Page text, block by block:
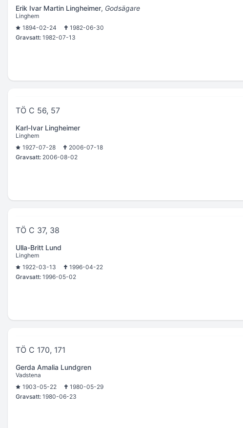
Erik Ivar Martin Lingheimer, Godsägare
Linghem
1894-02-24
1982-06-30
Gravsatt: 1982-07-13
TÖ C 56, 57
Karl-Ivar Lingheimer
Linghem
1927-07-28
2006-07-18
Gravsatt: 2006-08-02
TÖ C 37, 38
Ulla-Britt Lund
Linghem
1922-03-13
1996-04-22
Gravsatt: 1996-05-02
TÖ C 170, 171
Gerda Amalia Lundgren
Vadstena
1903-05-22
1980-05-29
Gravsatt: 1980-06-23